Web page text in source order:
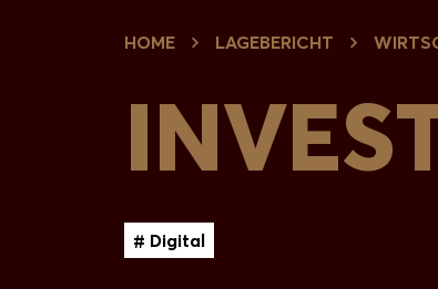
# Strategie # Ziele #
# Innovation # Regionen #
HOME LAGEBERICHT
# Digital